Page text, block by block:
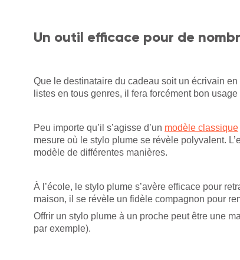
Un outil efficace pour de
Que le destinataire du cadeau soit un écrivain
listes en tous genres, il fera forcément bon
Peu importe qu’il s’agisse d’un modèle classique
mesure où le stylo plume se révèle polyvalent.
modèle de différentes manières.
À l’école, le stylo plume s’avère efficace pour
maison, il se révèle un fidèle compagnon pour
Offrir un stylo plume à un proche peut être une
par exemple).